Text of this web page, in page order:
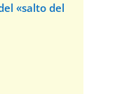
«salto del